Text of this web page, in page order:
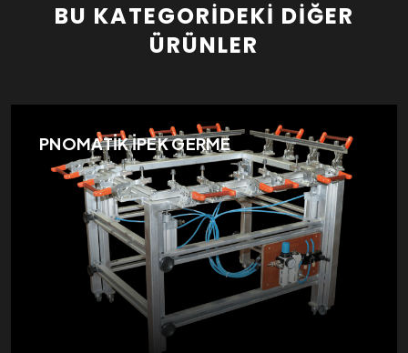
BU KATEGORIDEKI DIĞER
ÜRÜNLER
PNOMATİK İPEK GERME